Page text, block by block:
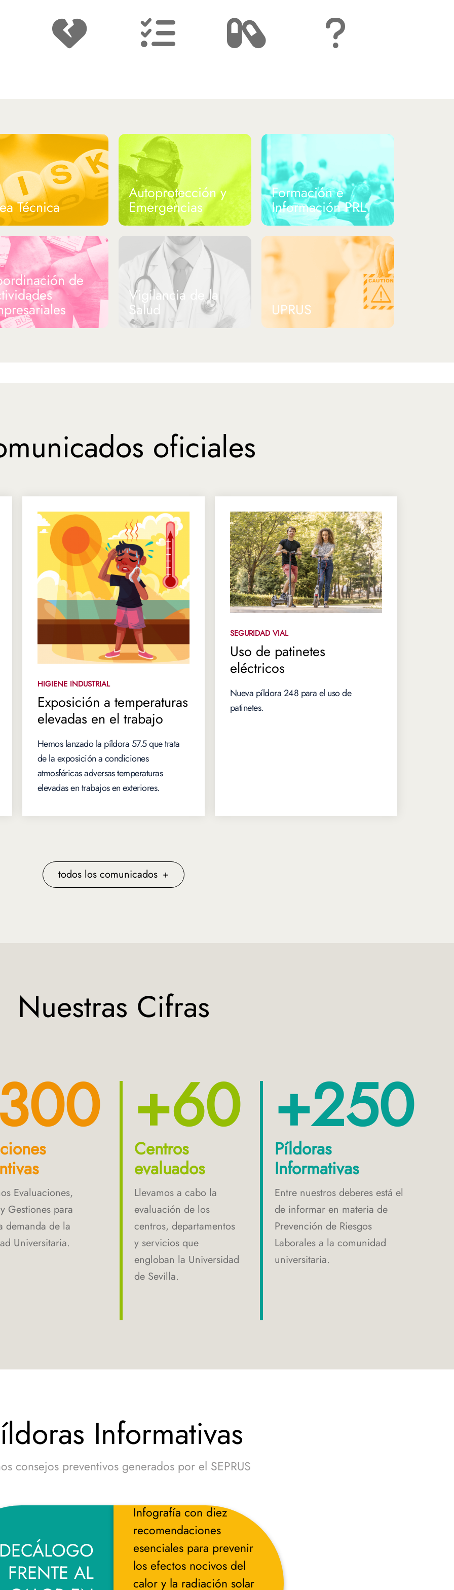
Técnica
Autoprotección y
Emergencias
Formación e
Información PRL
de
Vigilancia de la
Salud UPRUS
oficiales
HIGIENE INDUSTRIAL
Exposición a temperaturas
elevadas en el trabajo
Hemos lanzado la píldora 57.5 que trata
de la exposición a condiciones
atmosféricas adversas temperaturas
elevadas en trabajos en exteriores.
SEGURIDAD VIAL
Uso de patinetes
eléctricos
Nueva píldora 248 para el uso de
patinetes.
todos los comunicados +
Nuestras Cifras
Evaluaciones,
Gestiones para
demanda de la
Universitaria.
+60
Centros
evaluados
Llevamos a cabo la
evaluación de los
centros, departamentos
y servicios que
engloban la Universidad
de Sevilla.
+250
Píldoras
Informativas
Entre nuestros deberes está el
de informar en materia de
Prevención de Riesgos
Laborales a la comunidad
universitaria.
Informativas
consejos preventivos generados por el SEPRUS
FRENTE AL
Infografía con diez
recomendaciones
esenciales para prevenir
los efectos nocivos del
calor y la radiación solar